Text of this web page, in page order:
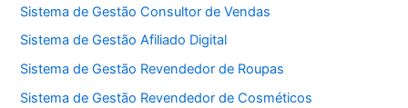
Sistema de Gestão Consultor de Vendas
Sistema de Gestão Afiliado Digital
Sistema de Gestão Revendedor de Roupas
Sistema de Gestão Revendedor de Cosméticos